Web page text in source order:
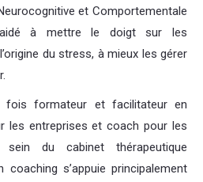
et Comportementale
aidé à mettre le doigt sur les
du stress, à mieux les gérer
fois formateur et facilitateur en
les entreprises et coach pour les
du cabinet thérapeutique
coaching s’appuie principalement